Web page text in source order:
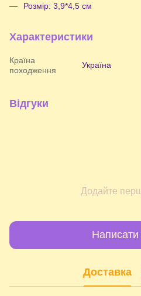
Розмір: 3,9*4,5 см
Характеристики
Країна
походження
Україна
Відгуки
Додайте
Написати
Доставка